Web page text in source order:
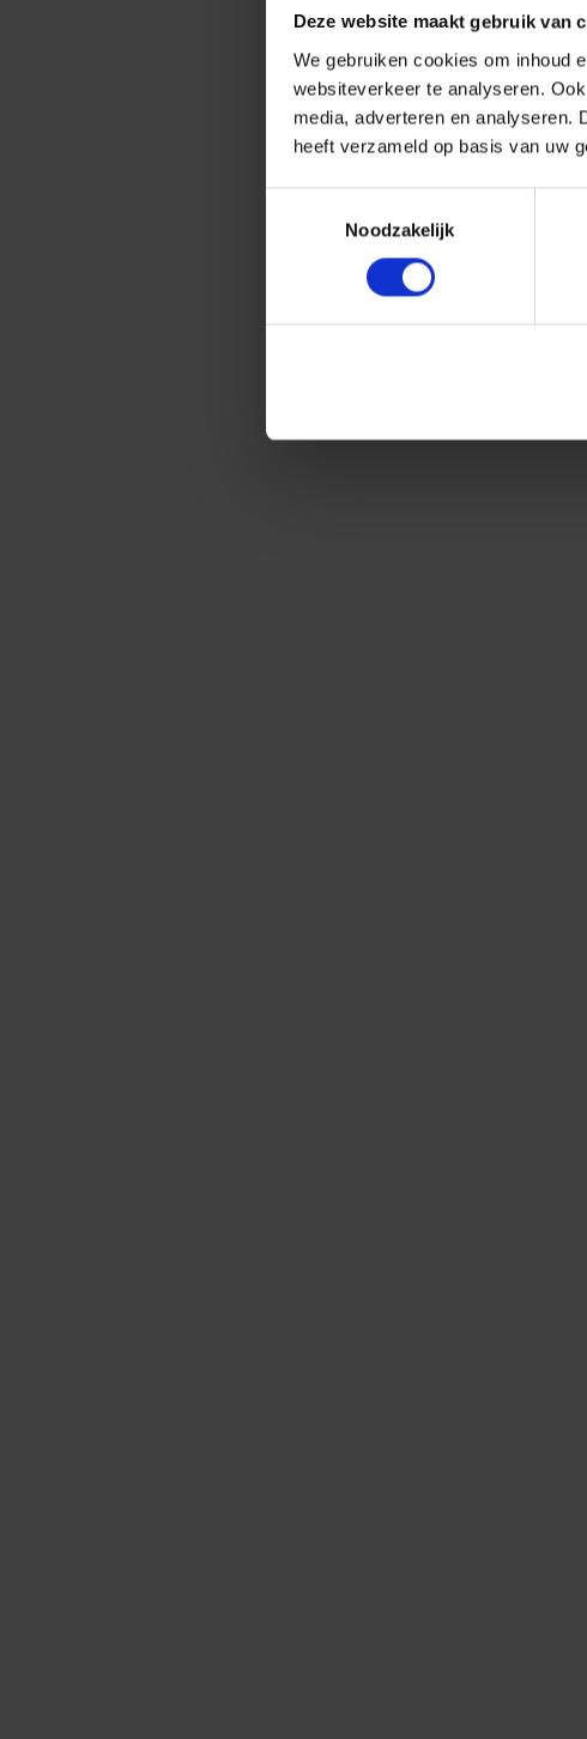
Deze website maakt gebruik van
We gebruiken cookies om inhoud
websiteverkeer te analyseren.
media, adverteren en analyseren.
heeft verzameld op basis van uw
Noodzakelijk